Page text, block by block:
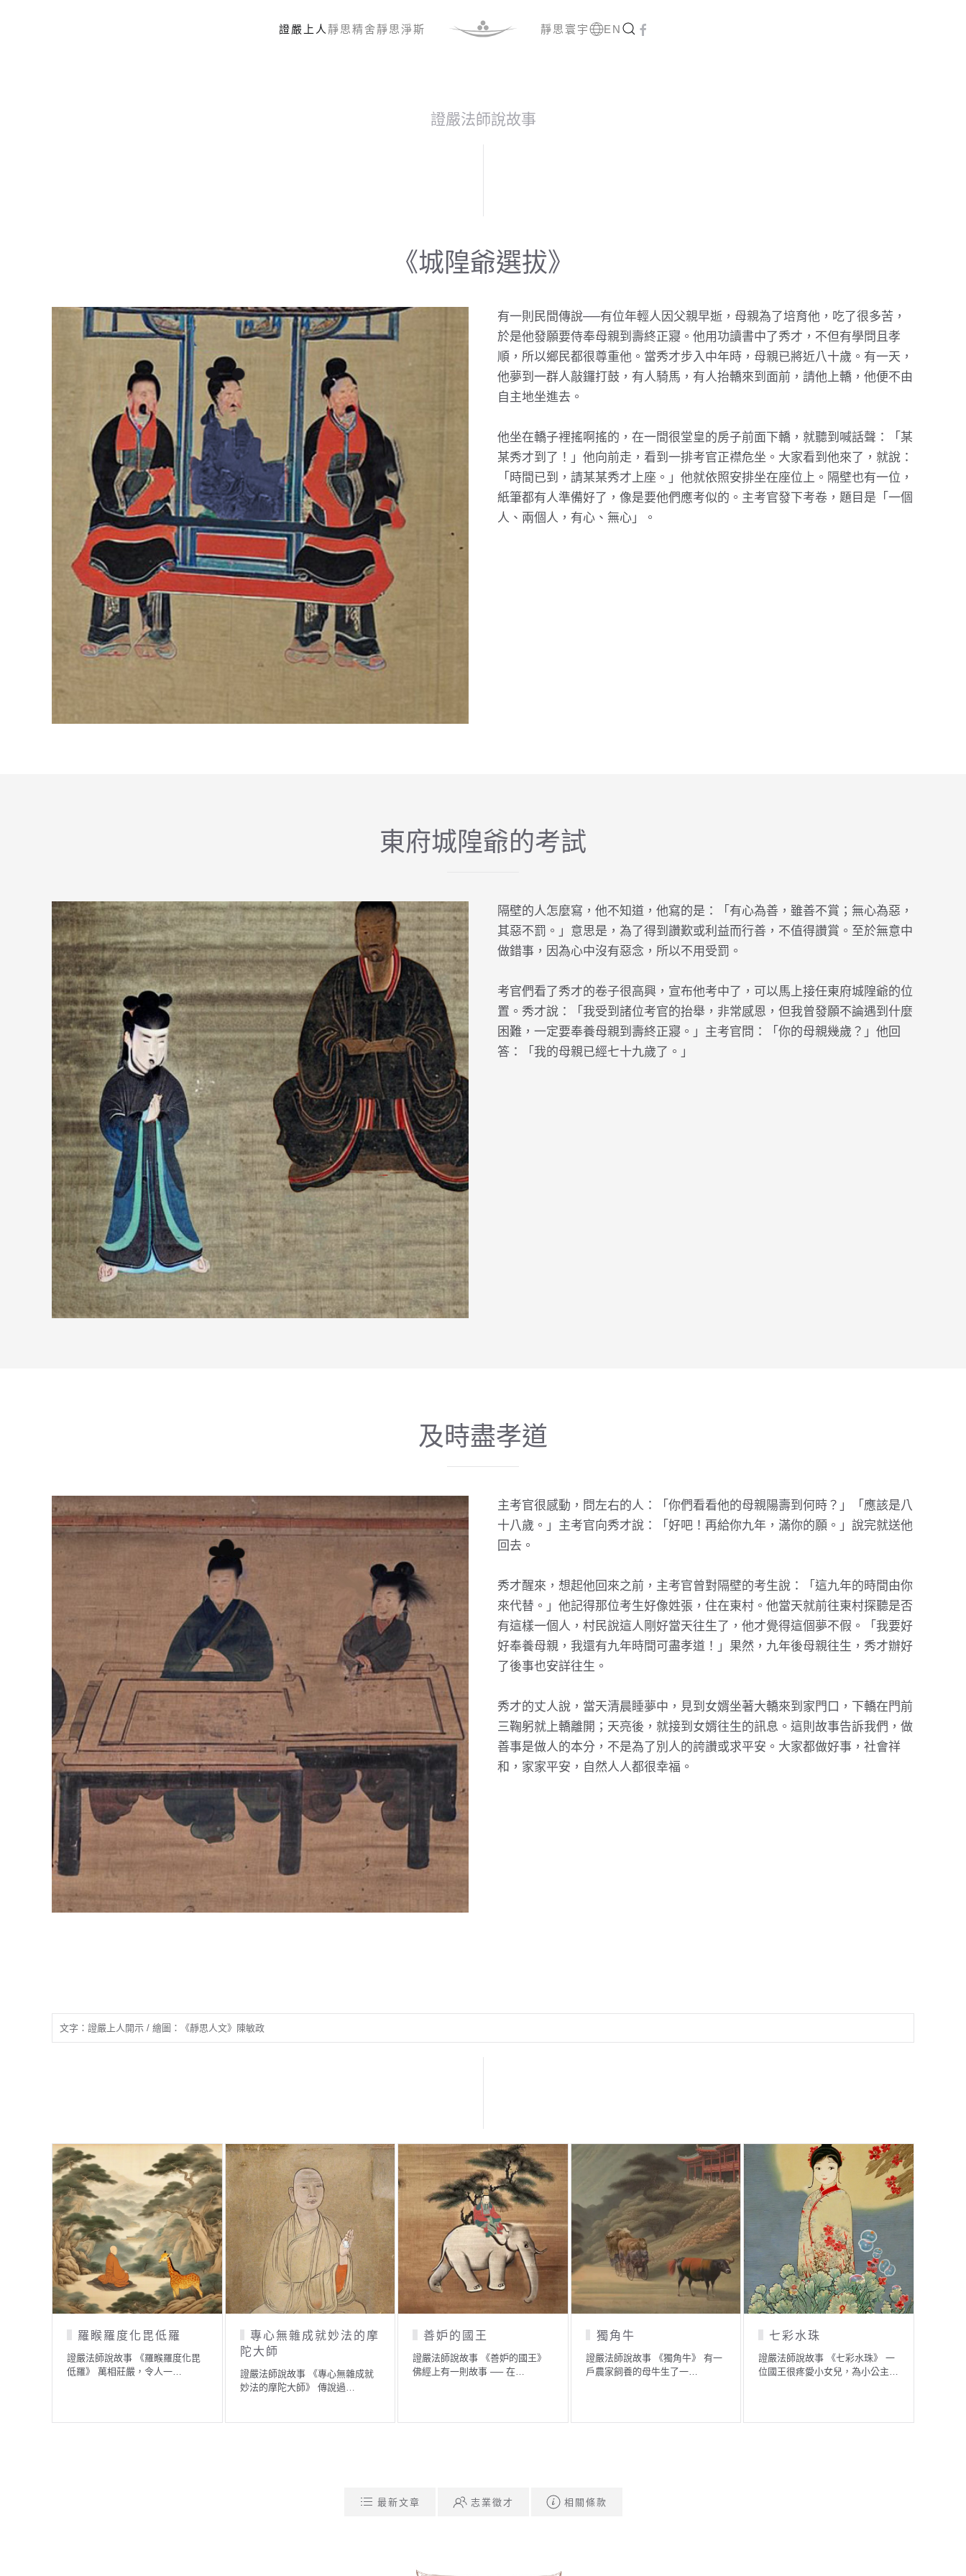
證嚴上人 靜思精舍靜思淨斯 靜思寰宇 EN
證嚴法師說故事
《城隍爺選拔》
有一則民間傳說──有位年輕人因父親早逝，母親為了培育他，吃了很多苦，
於是他發願要侍奉母親到壽終正寢。他用功讀書中了秀才，不但有學問且孝
順，所以鄉民都很尊重他。當秀才步入中年時，母親已將近八十歲。有一天，
他夢到一群人敲鑼打鼓，有人騎馬，有人抬轎來到面前，請他上轎，他便不由
自主地坐進去。
他坐在轎子裡搖啊搖的，在一間很堂皇的房子前面下轎，就聽到喊話聲：「某
某秀才到了！」他向前走，看到一排考官正襟危坐。大家看到他來了，就說：
「時間已到，請某某秀才上座。」他就依照安排坐在座位上。隔壁也有一位，
紙筆都有人準備好了，像是要他們應考似的。主考官發下考卷，題目是「一個
人、兩個人，有心、無心」。
東府城隍爺的考試
隔壁的人怎麼寫，他不知道，他寫的是：「有心為善，雖善不賞；無心為惡，
其惡不罰。」意思是，為了得到讚歎或利益而行善，不值得讚賞。至於無意中
做錯事，因為心中沒有惡念，所以不用受罰。
考官們看了秀才的卷子很高興，宣布他考中了，可以馬上接任東府城隍爺的位
置。秀才說：「我受到諸位考官的抬舉，非常感恩，但我曾發願不論遇到什麼
困難，一定要奉養母親到壽終正寢。」主考官問：「你的母親幾歲？」他回
答：「我的母親已經七十九歲了。」
及時盡孝道
主考官很感動，問左右的人：「你們看看他的母親陽壽到何時？」「應該是八
十八歲。」主考官向秀才說：「好吧！再給你九年，滿你的願。」說完就送他
回去。
秀才醒來，想起他回來之前，主考官曾對隔壁的考生說：「這九年的時間由你
來代替。」他記得那位考生好像姓張，住在東村。他當天就前往東村探聽是否
有這樣一個人，村民說這人剛好當天往生了，他才覺得這個夢不假。「我要好
好奉養母親，我還有九年時間可盡孝道！」果然，九年後母親往生，秀才辦好
了後事也安詳往生。
秀才的丈人說，當天清晨睡夢中，見到女婿坐著大轎來到家門口，下轎在門前
三鞠躬就上轎離開；天亮後，就接到女婿往生的訊息。這則故事告訴我們，做
善事是做人的本分，不是為了別人的誇讚或求平安。大家都做好事，社會祥
和，家家平安，自然人人都很幸福。
文字：證嚴上人開示 / 繪圖：《靜思人文》陳敏政
事 《獨角牛》 有一
七彩水珠
證嚴法師說故事 《七彩水珠》 一
位國王很疼愛小女兒，為小公主…
追求公平 總是求一缺
證嚴法師說故事 《追求公平 總是
求一缺九》 佛經裏有一段故事
施慈用悲
證嚴法師說故事 《施慈用悲》 很
久以前有位長者，生意做…
證嚴法師說故事 《阿難的洗澡
水》 阿難是佛陀的十大弟子…
證嚴法師說故事 《美醜在於心》
以前有一位很有名的大畫家，他…
最新文章 志業徵才 相關條款